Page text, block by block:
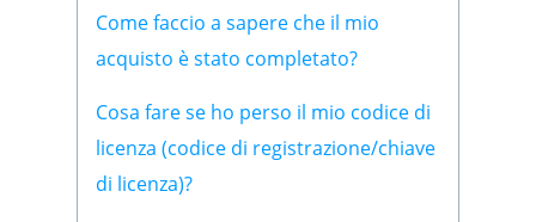
Come faccio a sapere che il mio
acquisto è stato completato?
Cosa fare se ho perso il mio codice di
licenza (codice di registrazione/chiave
di licenza)?